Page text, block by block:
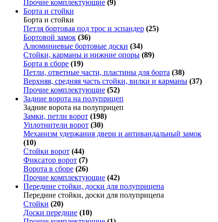
Прочие комплектующие (9)
Борта и стойки
Борта и стойки
Петля бортовая под трос и эспандер (25)
Бортовой замок (36)
Алюминиевые бортовые доски (34)
Стойки, карманы и нижние опоры (89)
Борта в сборе (19)
Петли, ответные части, пластины для борта (38)
Верхняя, средняя часть стойки, вилки и карманы (37)
Прочие комплектующие (52)
Задние ворота на полуприцеп
Задние ворота на полуприцеп
Замки, петли ворот (198)
Уплотнители ворот (30)
Механизм удержания двери и антивандальный замок
(10)
Стойки ворот (44)
Фиксатор ворот (7)
Ворота в сборе (26)
Прочие комплектующие (42)
Передние стойки, доски для полуприцепа
Передние стойки, доски для полуприцепа
Стойки (20)
Доски передние (10)